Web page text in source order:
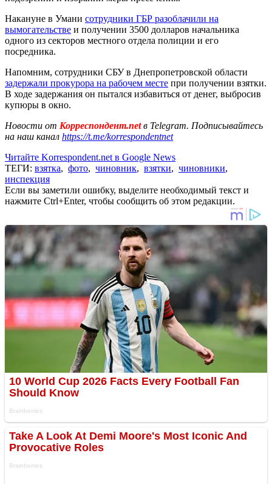
Накануне в Умани сотрудники ГБР разоблачили на
вымогательстве и получении 3500 долларов начальника
одного из секторов местного отдела полиции и его
посредника.
Напомним, сотрудники СБУ в Днепропетровской области
задержали прокурора на рабочем месте при получении взятки.
В ходе задержания он пытался избавиться от денег, выбросив
купюры в окно.
Новости от Корреспондент.netв Telegram. Подписывайтесь
на наш канал https://t.me/korrespondentnet
Читайте Korrespondent.net в Google News
ТЕГИ: взятка, фото, чиновник, взятки, чиновники,
инспекция
Если вы заметили ошибку, выделите необходимый текст и
нажмите Ctrl+Enter, чтобы сообщить об этом редакции.